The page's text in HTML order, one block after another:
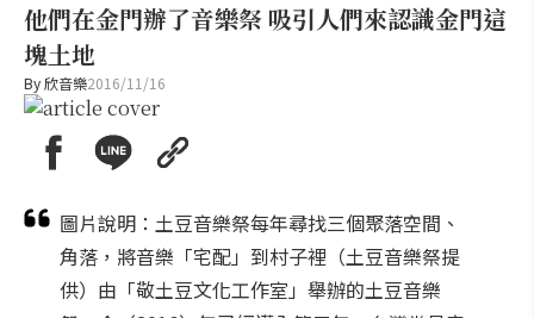
他們在金門辦了音樂祭 吸引人們來認識金門這
塊土地
By欣音樂2016/11/16
圖片說明：土豆音樂祭每年尋找三個聚落空間、
角落，將音樂「宅配」到村子裡（土豆音樂祭提
供）由「敬土豆文化工作室」舉辦的土豆音樂